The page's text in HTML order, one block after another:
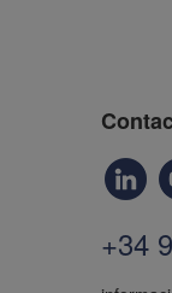
+34